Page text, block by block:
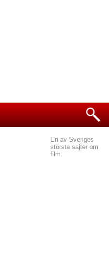
En av Sveriges
största sajter om
film.